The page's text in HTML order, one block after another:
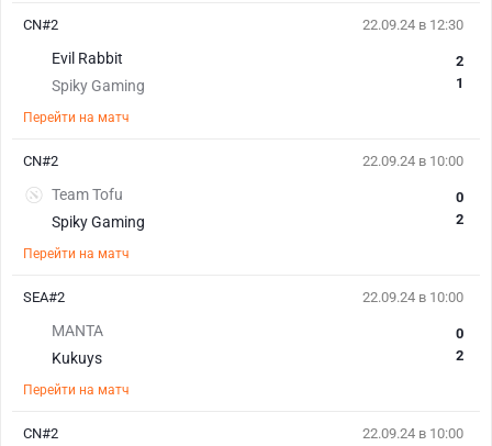
22.09.24 в 12:30
Evil Rabbit
Spiky Gaming
2
1
Перейти на матч
CN#2
22.09.24 в 10:00
Team Tofu
Spiky Gaming
0
2
Перейти на матч
CN#2
22.09.24 в 10:00
MANTA
Kukuys
0
2
Перейти на матч
SEA#2
22.09.24 в 10:00
CN#2